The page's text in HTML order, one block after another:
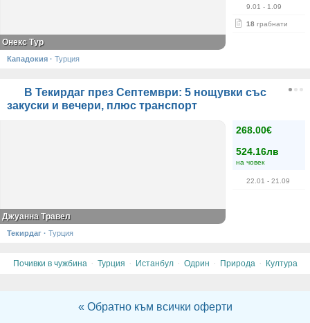
9.01 - 1.09
18 грабнати
Онекс Тур
Кападокия · Турция
В Текирдаг през Септември: 5 нощувки със
закуски и вечери, плюс транспорт
268.00€
524.16лв
на човек
22.01 - 21.09
Джуанна Травел
Текирдаг · Турция
Почивки в чужбина · Турция · Истанбул · Одрин · Природа · Култура
« Обратно към всички оферти